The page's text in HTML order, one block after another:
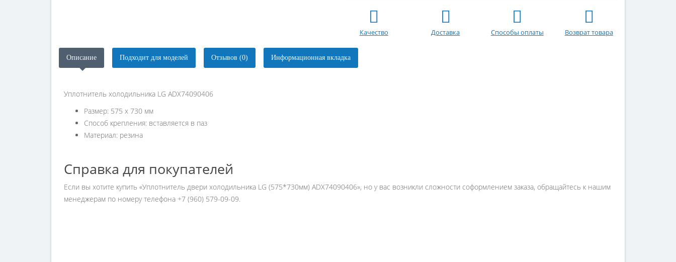
Качество Доставка Способы оплаты Возврат товара
Описание Подходит для моделей Отзывов (0) Информационная вкладка
Уплотнитель холодильника LG ADX74090406
Размер: 575 х 730 мм
Способ крепления: вставляется в паз
Материал: резина
Справка для покупателей
Если вы хотите купить «Уплотнитель двери холодильника LG (575*730мм) ADX74090406», но у вас возникли сложности соформлением заказа, обращайтесь к нашим
менеджерам по номеру телефона +7 (960) 579-09-09.